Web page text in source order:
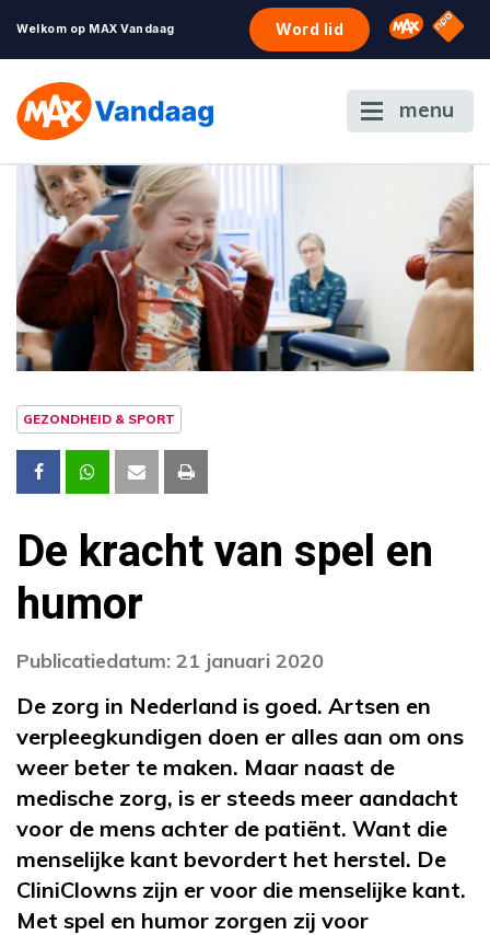
Welkom op MAX Vandaag Word lid Omroep
NPO
menu
GEZONDHEID & SPORT
De kracht van spel en
humor
Publicatiedatum: 21 januari 2020
De zorg in Nederland is goed. Artsen en
verpleegkundigen doen er alles aan om ons
weer beter te maken. Maar naast de
medische zorg, is er steeds meer aandacht
voor de mens achter de patiënt. Want die
menselijke kant bevordert het herstel. De
CliniClowns zijn er voor die menselijke kant.
Met spel en humor zorgen zij voor